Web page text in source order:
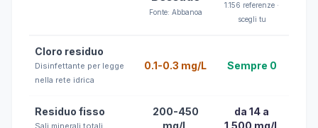
Fonte: Abbanoa
1.156 referenze ·
scegli tu
Cloro residuo
Disinfettante per legge
nella rete idrica
0.1-0.3 mg/L Sempre 0
Residuo fisso
Sali minerali totali
200-450
mg/L
da 14 a
1.500 mg/L